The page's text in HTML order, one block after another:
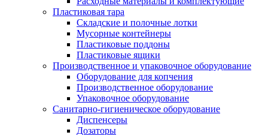
Пластиковая тара
Складские и полочные лотки
Мусорные контейнеры
Пластиковые поддоны
Пластиковые ящики
Производственное и упаковочное оборудование
Оборудование для копчения
Производственное оборудование
Упаковочное оборудование
Санитарно-гигиеническое оборудование
Диспенсеры
Дозаторы